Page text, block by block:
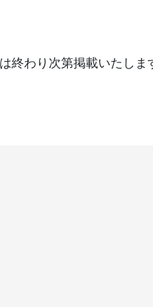
終わり次第掲載いたしま